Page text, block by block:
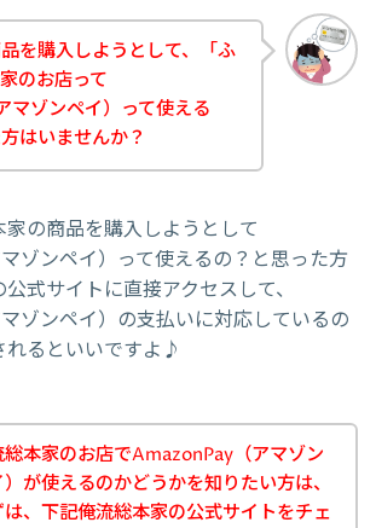
を購入しようとして、「ふ
のお店って
マゾンペイ）って使える
はいませんか？
の商品を購入しようとして
ゾンペイ）って使えるの？と思った方
式サイトに直接アクセスして、
ゾンペイ）の支払いに対応しているの
れるといいですよ♪
総本家のお店でAmazonPay（アマゾン
が使えるのかどうかを知りたい方は、
は、下記俺流総本家の公式サイトをチェ